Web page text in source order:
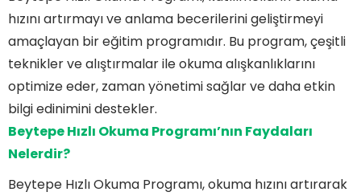
hızını artırmayı ve anlama becerilerini geliştirmeyi
amaçlayan bir eğitim programıdır. Bu program, çeşitli
teknikler ve alıştırmalar ile okuma alışkanlıklarını
optimize eder, zaman yönetimi sağlar ve daha etkin
bilgi edinimini destekler.
Beytepe Hızlı Okuma Programı’nın Faydaları
Nelerdir?
Beytepe Hızlı Okuma Programı, okuma hızını artırarak